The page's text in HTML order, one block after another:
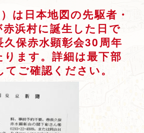
は日本地図の先駆者・
浜村に誕生した日で
保赤水顕彰会30周年
ます。詳細は最下部
ご確認ください。